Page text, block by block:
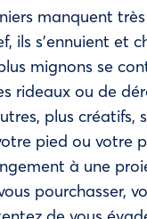
manquent
ils s’ennuient et
mignons se
rideaux ou de
plus créatifs,
pied ou votre
à une
pourchasser,